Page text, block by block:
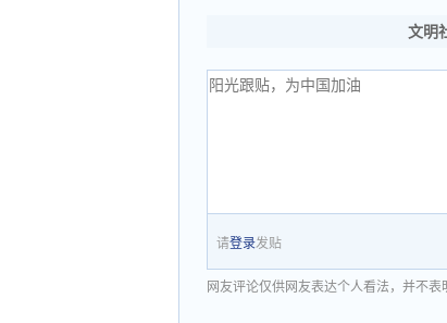
文明
请登录发贴
网友评论仅供网友表达个人看法，并不